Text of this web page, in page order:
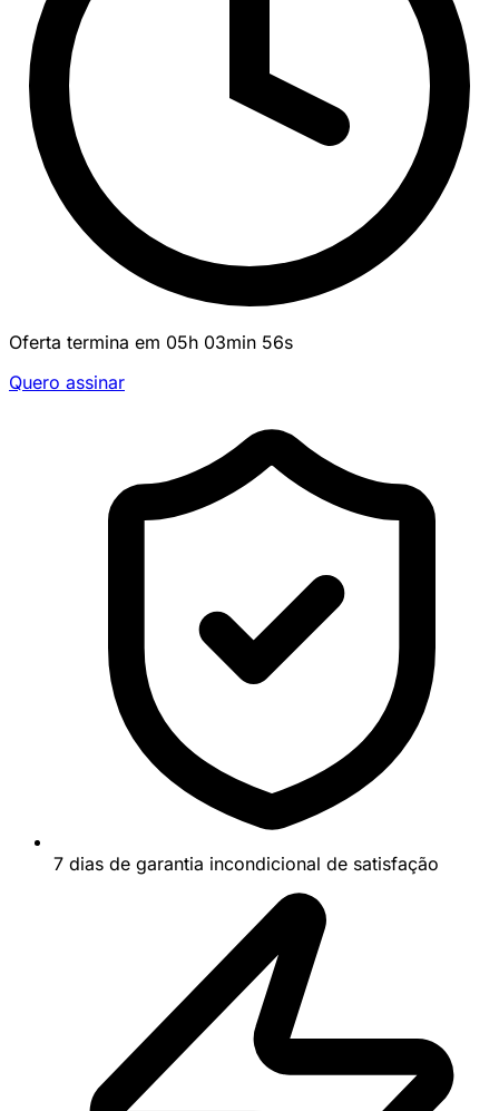
Oferta termina em 05h 03min 56s
Quero assinar
7 dias de garantia incondicional de satisfação